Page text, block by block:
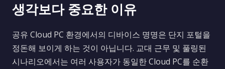
생각보다 중요한 이유
공유 Cloud PC 환경에서의 디바이스 명명은 단지 포털을
정돈해 보이게 하는 것이 아닙니다. 교대 근무 및 풀링된
시나리오에서는 여러 사용자가 동일한 Cloud PC를 순환